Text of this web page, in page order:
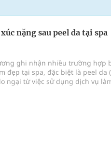
Spp.): Tổng
nặng sau peel da tại spa
ghi nhận nhiều trường hợp
đẹp tại spa, đặc biệt là peel da
ngại từ việc sử dụng dịch vụ